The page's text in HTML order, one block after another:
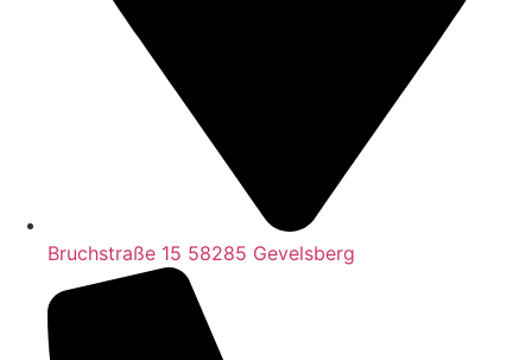
Bruchstraße 15 58285 Gevelsberg